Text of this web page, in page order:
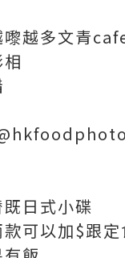
越多文青
日式小碟
可以加$跟定